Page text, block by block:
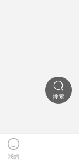

搜索

我的